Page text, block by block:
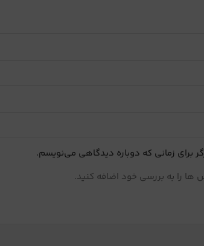
برای زمانی که دوباره دیدگاهی می‌نویسم.
ها را به بررسی خود اضافه کنید.